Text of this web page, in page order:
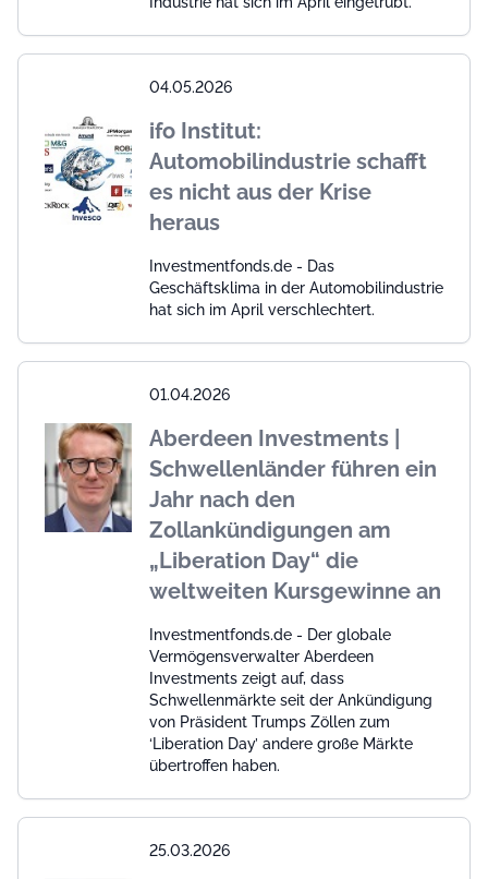
04.05.2026
ifo Institut:
Automobilindustrie schafft
es nicht aus der Krise
heraus
Investmentfonds.de - Das
Geschäftsklima in der Automobilindustrie
hat sich im April verschlechtert.
01.04.2026
Aberdeen Investments |
Schwellenländer führen ein
Jahr nach den
Zollankündigungen am
„Liberation Day“ die
weltweiten Kursgewinne an
Investmentfonds.de - Der globale
Vermögensverwalter Aberdeen
Investments zeigt auf, dass
Schwellenmärkte seit der Ankündigung
von Präsident Trumps Zöllen zum
‘Liberation Day’ andere große Märkte
übertroffen haben.
25.03.2026